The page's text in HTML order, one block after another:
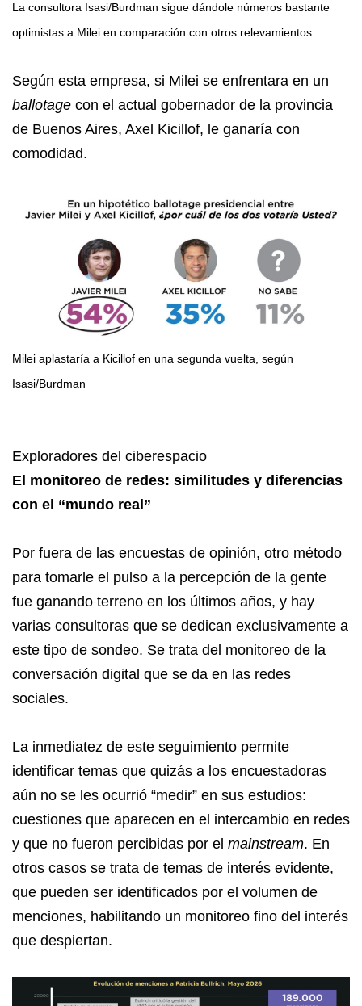
La consultora Isasi/Burdman sigue dándole números bastante
optimistas a Milei en comparación con otros relevamientos
Según esta empresa, si Milei se enfrentara en un
ballotage con el actual gobernador de la provincia
de Buenos Aires, Axel Kicillof, le ganaría con
comodidad.
Milei aplastaría a Kicillof en una segunda vuelta, según
Isasi/Burdman
Exploradores del ciberespacio
El monitoreo de redes: similitudes y diferencias
con el “mundo real”
Por fuera de las encuestas de opinión, otro método
para tomarle el pulso a la percepción de la gente
fue ganando terreno en los últimos años, y hay
varias consultoras que se dedican exclusivamente a
este tipo de sondeo. Se trata del monitoreo de la
conversación digital que se da en las redes
sociales.
La inmediatez de este seguimiento permite
identificar temas que quizás a los encuestadoras
aún no se les ocurrió “medir” en sus estudios:
cuestiones que aparecen en el intercambio en redes
y que no fueron percibidas por el mainstream. En
otros casos se trata de temas de interés evidente,
que pueden ser identificados por el volumen de
menciones, habilitando un monitoreo fino del interés
que despiertan.